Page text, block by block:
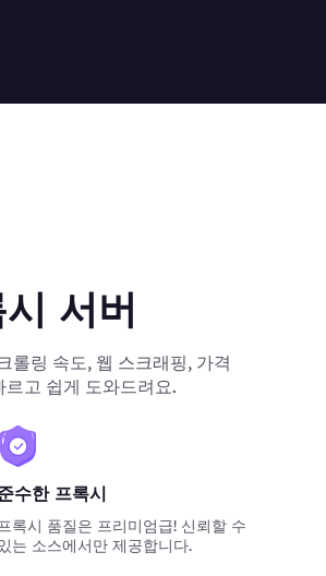
서버
링 속도, 웹 스크래핑, 가격
고 쉽게 도와드려요.
수한 프록시
프록시 품질은 프리미엄급! 신뢰할 수
는 소스에서만 제공합니다.